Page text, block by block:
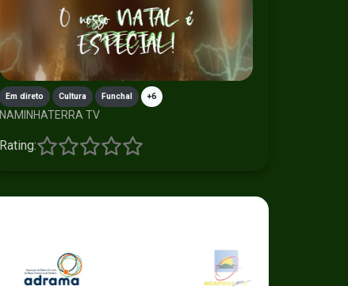
Em direto Cultura Funchal +6
NAMINHATERRA TV
Rating: